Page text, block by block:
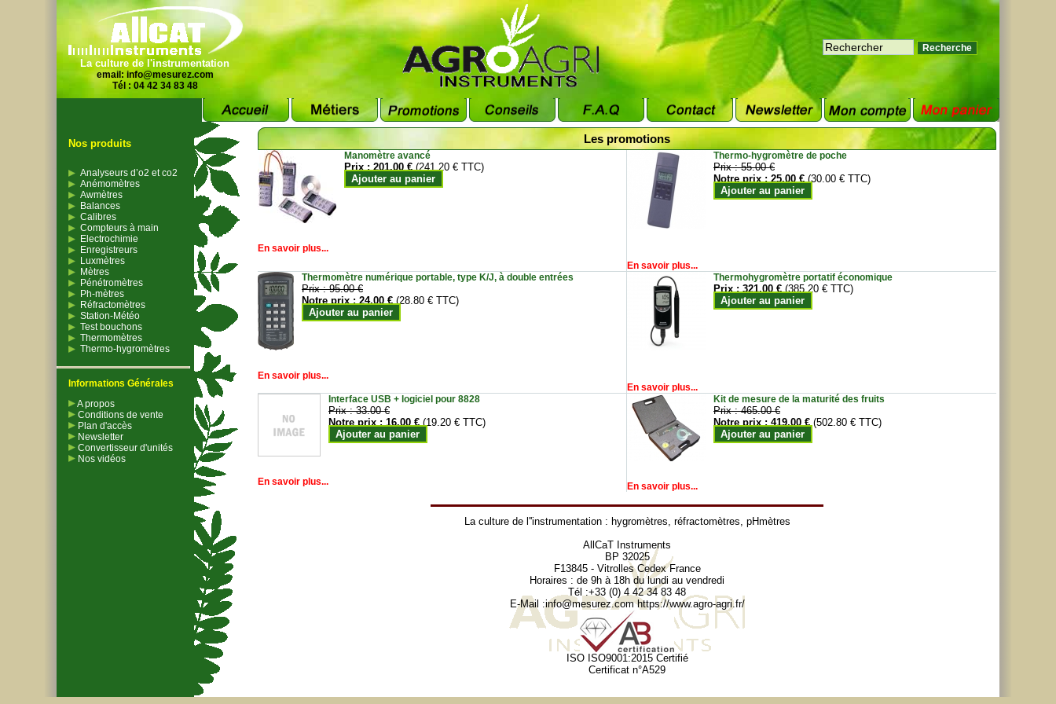
La culture de l'instrumentation
email: info@mesurez.com
Tél : 04 42 34 83 48
Nos produits
Analyseurs d’o2 et co2
Anémomètres
Awmètres
Balances
Calibres
Compteurs à main
Electrochimie
Enregistreurs
Luxmètres
Mètres
Pénétromètres
Ph-mètres
Réfractomètres
Station-Météo
Test bouchons
Thermomètres
Thermo-hygromètres
Informations Générales
A propos
Conditions de vente
Plan d'accès
Newsletter
Convertisseur d'unités
Nos vidéos
Les promotions
Manomètre avancé
Prix :201.00 € (241.20 € TTC)
Ajouter au panier
En savoir plus...
Thermo-hygromètre de poche
Prix :55.00 €
Notre prix :25.00 € (30.00 € TTC)
Ajouter au panier
En savoir plus...
Thermomètre numérique portable, type K/J, à double entrées
Prix :95.00 €
Notre prix :24.00 € (28.80 € TTC)
Ajouter au panier
En savoir plus...
Thermohygromètre portatif économique
Prix :321.00 € (385.20 € TTC)
Ajouter au panier
En savoir plus...
Interface USB + logiciel pour 8828
Prix :33.00 €
Notre prix :16.00 € (19.20 € TTC)
Ajouter au panier
En savoir plus...
Kit de mesure de la maturité des fruits
Prix :465.00 €
Notre prix :419.00 € (502.80 € TTC)
Ajouter au panier
En savoir plus...
La culture de l''instrumentation : hygromètres, réfractomètres, pHmètres
AllCaT Instruments
BP 32025
F13845 - Vitrolles Cedex France
Horaires : de 9h à 18h du lundi au vendredi
Tél :+33 (0) 4 42 34 83 48
E-Mail :info@mesurez.com https://www.agro-agri.fr/
ISO ISO9001:2015 Certifié
Certificat n°A529